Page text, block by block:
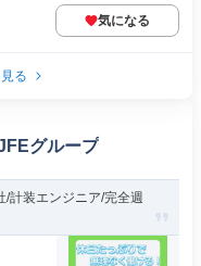
気になる
る
グループ
/計装エンジニア/完全週